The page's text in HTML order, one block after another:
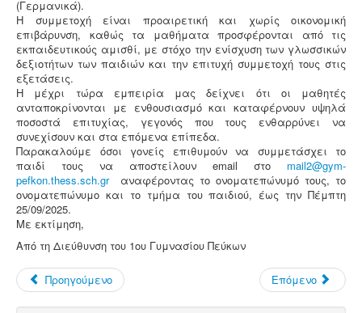
(Γερμανικά).
Η συμμετοχή είναι προαιρετική και χωρίς οικονομική
επιβάρυνση, καθώς τα μαθήματα προσφέρονται από τις
εκπαιδευτικούς αμισθί, με στόχο την ενίσχυση των γλωσσικών
δεξιοτήτων των παιδιών και την επιτυχή συμμετοχή τους στις
εξετάσεις.
Η μέχρι τώρα εμπειρία μας δείχνει ότι οι μαθητές
ανταποκρίνονται με ενθουσιασμό και καταφέρνουν υψηλά
ποσοστά επιτυχίας, γεγονός που τους ενθαρρύνει να
συνεχίσουν και στα επόμενα επίπεδα.
Παρακαλούμε όσοι γονείς επιθυμούν να συμμετάσχει το
παιδί τους να αποστείλουν email στο mail2@gym-
pefkon.thess.sch.grαναφέροντας το ονοματεπώνυμό τους, το
ονοματεπώνυμο και το τμήμα του παιδιού, έως την Πέμπτη
25/09/2025.
Με εκτίμηση,
Από τη Διεύθυνση του 1ου Γυμνασίου Πεύκων
Προηγούμενο Επόμενο